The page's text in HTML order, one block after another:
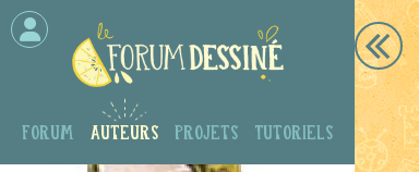
Forum Auteurs Projets Tutoriels